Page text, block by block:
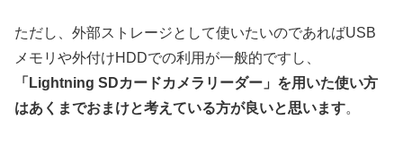
ただし、外部ストレージとして使いたいのであればUSB
メモリや外付けHDDでの利用が一般的ですし、
「Lightning SDカードカメラリーダー」を用いた使い方
はあくまでおまけと考えている方が良いと思います。